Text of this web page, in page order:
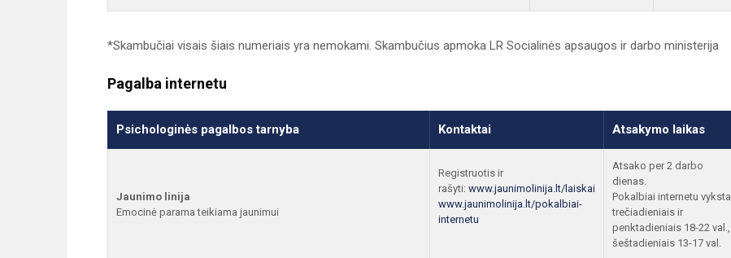
*Skambučiai visais šiais numeriais yra nemokami. Skambučius apmoka LR Socialinės apsaugos ir darbo ministerija
Pagalba internetu
Psichologinės pagalbos tarnyba Kontaktai Atsakymo laikas
Jaunimo linija
Emocinė parama teikiama jaunimui
Registruotis ir
rašyti: www.jaunimolinija.lt/laiskai
www.jaunimolinija.lt/pokalbiai-
internetu
Atsako per 2 darbo
dienas.
Pokalbiai internetu vyksta
trečiadieniais ir
penktadieniais 18-22 val.,
šeštadieniais 13-17 val.